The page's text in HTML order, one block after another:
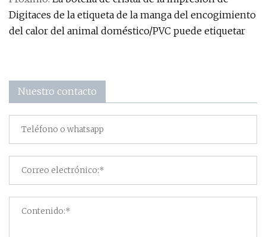
Digitaces de la etiqueta de la manga del encogimiento
del calor del animal doméstico/PVC puede etiquetar
Nuestro contacto